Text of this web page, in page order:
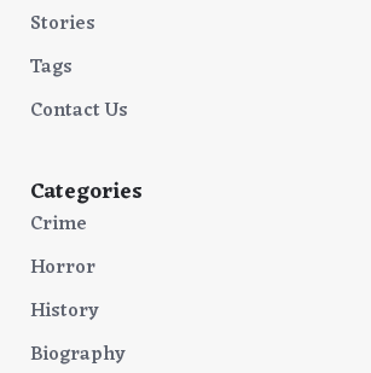
Stories
Tags
Contact Us
Categories
Crime
Horror
History
Biography